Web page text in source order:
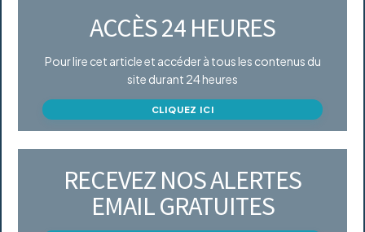
ACCÈS 24 HEURES
Pour lire cet article et accéder à tous les contenus du
site durant 24 heures
CLIQUEZ ICI
RECEVEZ NOS ALERTES
EMAIL GRATUITES